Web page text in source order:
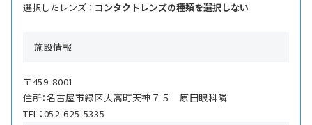
選択したレンズ ： コンタクトレンズの種類を選択しない
施設情報
〒459-8001
住所：名古屋市緑区大高町天神７５ 原田眼科隣
TEL：052-625-5335